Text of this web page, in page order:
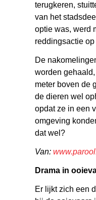
terugkeren,
van het
optie was, werd
reddingsactie
De
worden
meter boven de
de dieren wel
opdat ze in een
omgeving
dat wel?
Van:
Drama in
Er lijkt zich een